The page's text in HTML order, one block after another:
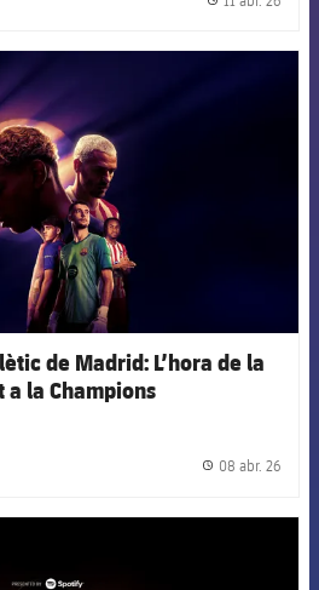
de Madrid: L’hora de la
la Champions
08 abr. 26